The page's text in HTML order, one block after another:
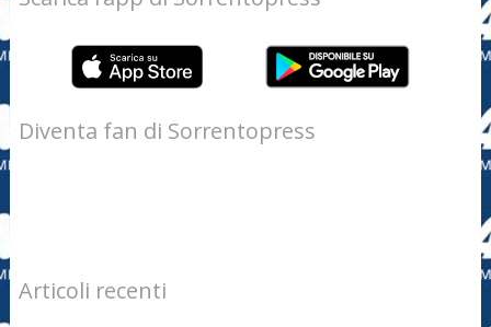
Diventa fan di Sorrentopress
Articoli recenti